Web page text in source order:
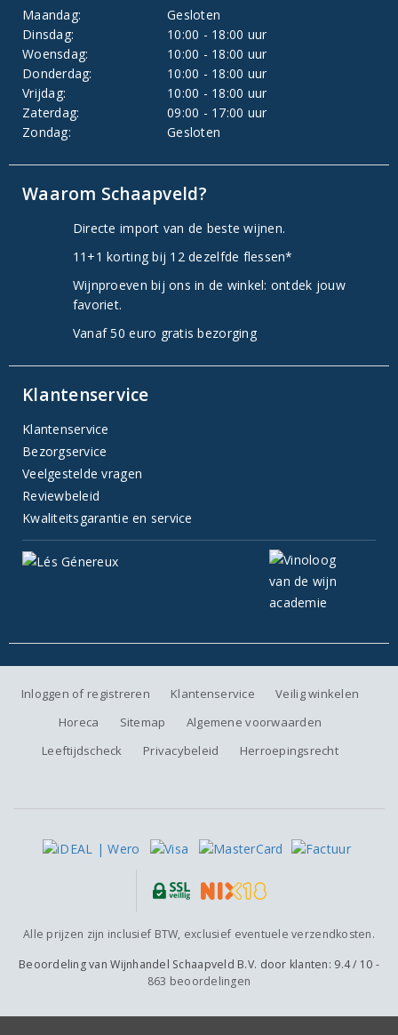
Maandag:
Gesloten
Dinsdag:
10:00 - 18:00 uur
Woensdag:
10:00 - 18:00 uur
Donderdag:
10:00 - 18:00 uur
Vrijdag:
10:00 - 18:00 uur
Zaterdag:
09:00 - 17:00 uur
Zondag:
Gesloten
Waarom Schaapveld?
Directe import van de beste wijnen.
11+1 korting bij 12 dezelfde flessen*
Wijnproeven bij ons in de winkel: ontdek jouw
favoriet.
Vanaf 50 euro gratis bezorging
Klantenservice
Klantenservice
Bezorgservice
Veelgestelde vragen
Reviewbeleid
Kwaliteitsgarantie en service
Inloggen of registreren Klantenservice
Veilig winkelen
Horeca
Sitemap
Algemene voorwaarden
Leeftijdscheck
Privacybeleid Herroepingsrecht
Alle prijzen zijn inclusief BTW, exclusief eventuele verzendkosten.
Beoordeling vanWijnhandel Schaapveld B.V. door klanten: 9.4/ 10 -
863 beoordelingen